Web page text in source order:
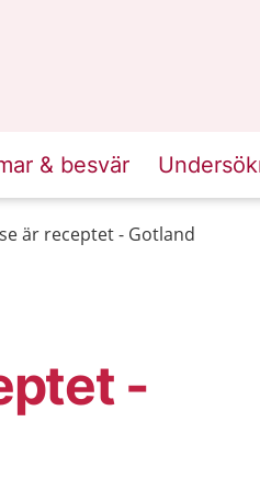
& besvär
är receptet - Gotland
-